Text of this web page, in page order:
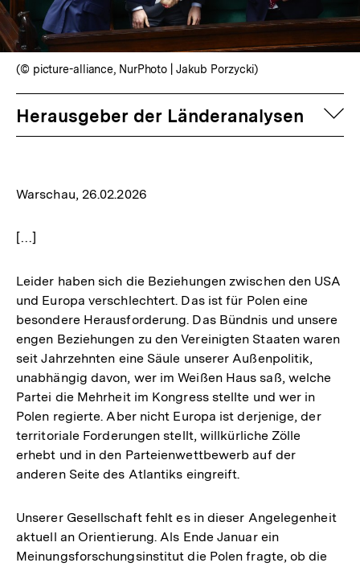
(© picture-alliance, NurPhoto | Jakub Porzycki)
Herausgeber der Länderanalysen
Warschau, 26.02.2026
[…]
Leider haben sich die Beziehungen zwischen den USA
und Europa verschlechtert. Das ist für Polen eine
besondere Herausforderung. Das Bündnis und unsere
engen Beziehungen zu den Vereinigten Staaten waren
seit Jahrzehnten eine Säule unserer Außenpolitik,
unabhängig davon, wer im Weißen Haus saß, welche
Partei die Mehrheit im Kongress stellte und wer in
Polen regierte. Aber nicht Europa ist derjenige, der
territoriale Forderungen stellt, willkürliche Zölle
erhebt und in den Parteienwettbewerb auf der
anderen Seite des Atlantiks eingreift.
Unserer Gesellschaft fehlt es in dieser Angelegenheit
aktuell an Orientierung. Als Ende Januar ein
Meinungsforschungsinstitut die Polen fragte, ob die